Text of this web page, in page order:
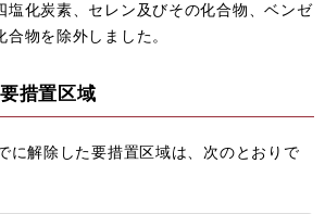
塩化炭素、セレン及びその化合物、ベンゼ
物を除外しました。
措置区域
に解除した要措置区域は、次のとおりで